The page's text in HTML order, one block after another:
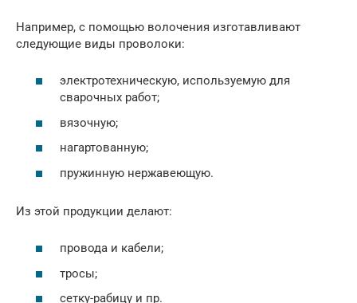
Например, с помощью волочения изготавливают
следующие виды проволоки:
электротехническую, используемую для
сварочных работ;
вязочную;
нагартованную;
пружинную нержавеющую.
Из этой продукции делают:
провода и кабели;
тросы;
сетку-рабицу и пр.